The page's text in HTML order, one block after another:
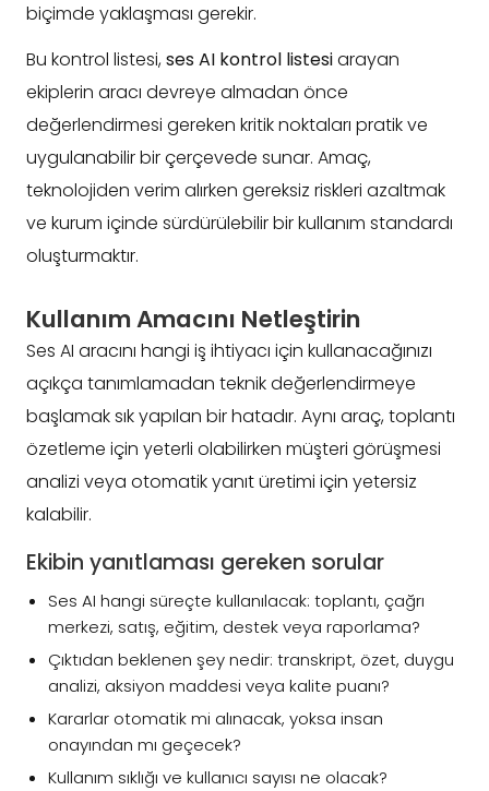
biçimde yaklaşması gerekir.
Bu kontrol listesi,ses AI kontrol listesiarayan
ekiplerin aracı devreye almadan önce
değerlendirmesi gereken kritik noktaları pratik ve
uygulanabilir bir çerçevede sunar. Amaç,
teknolojiden verim alırken gereksiz riskleri azaltmak
ve kurum içinde sürdürülebilir bir kullanım standardı
oluşturmaktır.
Kullanım Amacını Netleştirin
Ses AI aracını hangi iş ihtiyacı için kullanacağınızı
açıkça tanımlamadan teknik değerlendirmeye
başlamak sık yapılan bir hatadır. Aynı araç, toplantı
özetleme için yeterli olabilirken müşteri görüşmesi
analizi veya otomatik yanıt üretimi için yetersiz
kalabilir.
Ekibin yanıtlaması gereken sorular
Ses AI hangi süreçte kullanılacak: toplantı, çağrı
merkezi, satış, eğitim, destek veya raporlama?
Çıktıdan beklenen şey nedir: transkript, özet, duygu
analizi, aksiyon maddesi veya kalite puanı?
Kararlar otomatik mi alınacak, yoksa insan
onayından mı geçecek?
Kullanım sıklığı ve kullanıcı sayısı ne olacak?